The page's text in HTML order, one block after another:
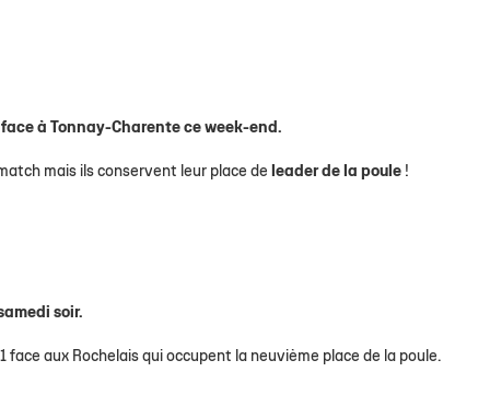
à Tonnay-Charente ce week-end.
mais ils conservent leur place de leader de la poule !
soir.
face aux Rochelais qui occupent la neuvième place de la poule.